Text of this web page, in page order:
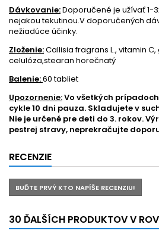
Dávkovanie:Doporučené je užívať 1-
nejakou tekutinou.V doporučených
nežiadúce účinky.
Zloženie:Callisia fragrans L., vitamin
celulóza,stearan horečnatý
Balenie:60 tabliet
Upozornenie:Vo všetkých
cykle 10 dni pauza. Skladujete v
Nie je určené pre deti do 3. rokov.
pestrej stravy, neprekračujte
RECENZIE
BUĎTE PRVÝ KTO NAPÍŠE RECENZIU!
30 ĎALŠÍCH PRODUKTOV V